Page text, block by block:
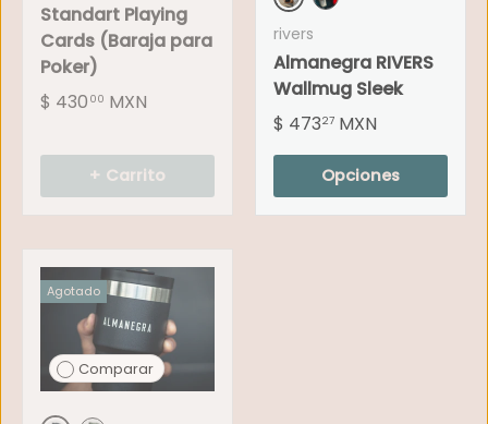
Standart Playing
Cards (Baraja para
Poker)
$ 430 00 MXN
+ Carrito
Almanegra Black
Almanegra White
rivers
Almanegra RIVERS
Wallmug Sleek
$ 47327 MXN
Opciones
Agotado
Comparar